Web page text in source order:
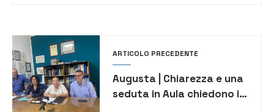
ARTICOLO PRECEDENTE
Augusta | Chiarezza e una
seduta in Aula chiedono i